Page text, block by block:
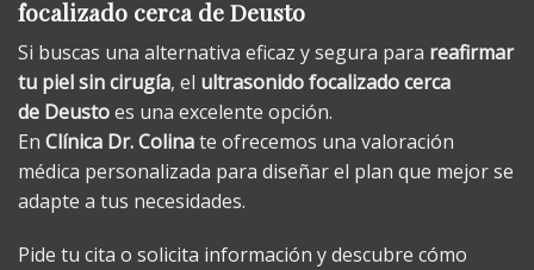
focalizado cerca de Deusto
Si buscas una alternativa eficaz y segura para reafirmar
tu piel sin cirugía, el ultrasonido focalizado cerca
de Deustoes una excelente opción.
En Clínica Dr. Colinate ofrecemos una valoración
médica personalizada para diseñar el plan que mejor se
adapte a tus necesidades.
Pide tu cita o solicita información y descubre cómo